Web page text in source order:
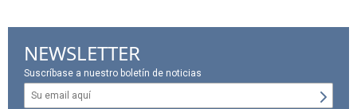
NEWSLETTER
Suscríbase a nuestro boletín de noticias